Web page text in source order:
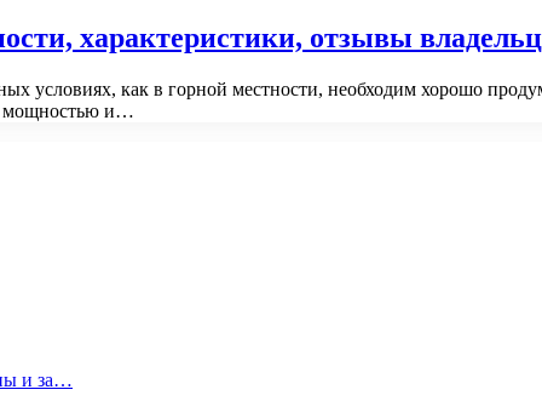
характеристики, отзывы
условиях, как в горной местности, необходим хорошо
мощностью и…
и за…